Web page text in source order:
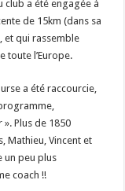
club a été engagée à
de 15km (dans sa
et qui rassemble
toute l’Europe.
a été raccourcie,
Plus de 1850
Mathieu, Vincent et
un peu plus
coach !!